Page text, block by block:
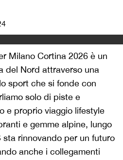
Milano Cortina 2026 è un
del Nord attraverso una
sport che si fonde con
solo di piste e
e proprio viaggio lifestyle
e gemme alpine, lungo
rinnovando per un futuro
anche i collegamenti